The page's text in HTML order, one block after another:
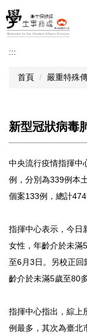
跳
到
主
內
:::
首頁 嚴重特殊
新型冠狀病毒
中央流行疫情指揮中
例，分別為339例本
個案133例，總計
指揮中心表示，今日
女性，年齡介於未滿
至6月3日。另校正
齡介於未滿5歲至80
指揮中心指出，綜上
例最多，其次為臺北